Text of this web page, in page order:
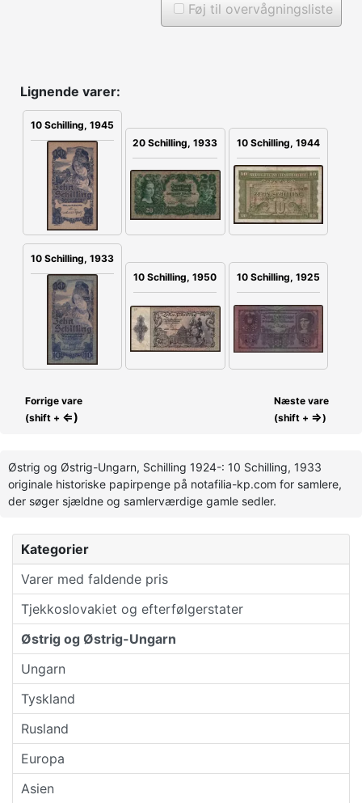
Kategorier
Varer med faldende pris
Tjekkoslovakiet og efterfølgerstater
Østrig og Østrig-Ungarn
Ungarn
Tyskland
Rusland
Europa
Asien
Føj til overvågningsliste
Lignende varer:
10 Schilling, 1945
20 Schilling, 1933
10 Schilling, 1944
10 Schilling, 1933
10 Schilling, 1950
10 Schilling, 1925
Forrige vare
(shift + ⇐)
Næste vare
(shift + ⇒)
Østrig og Østrig-Ungarn, Schilling 1924-: 10 Schilling, 1933
originale historiske papirpenge på notafilia-kp.com for samlere,
der søger sjældne og samlerværdige gamle sedler.